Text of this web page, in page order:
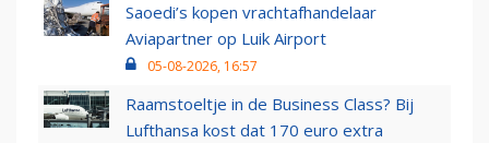
Saoedi’s kopen vrachtafhandelaar
Aviapartner op Luik Airport
05-08-2026, 16:57
Raamstoeltje in de Business Class? Bij
Lufthansa kost dat 170 euro extra